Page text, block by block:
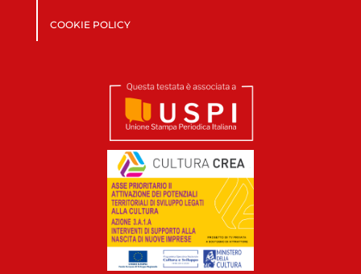
COOKIE POLICY